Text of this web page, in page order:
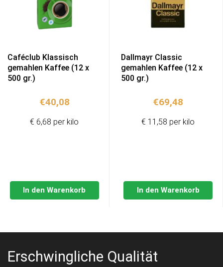
Caféclub Klassisch
gemahlen Kaffee (12 x
500 gr.)
€40,08
In den Warenkorb
€ 6,68 per kilo
Dallmayr Classic
gemahlen Kaffee (12 x
500 gr.)
€69,48
In den Warenkorb
€ 11,58 per kilo
Erschwingliche Qualität